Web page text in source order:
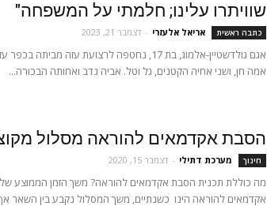
שוויתרו עלינו; חלמתי על המשפחה"
כתבה ראשית אריאל אלעזרי - דצמבר 21, 2023
אמה חן, ושני אחיה הקטנים, גל וטל. אביה נדב ואחותה הבכורה...
הסבת אקדמאים להוראה מסלול
חינוך מערכת דתילי - דצמבר 15, 2020
מה כוללת תכנית הסבת אקדמאים להוראה? משך הזמן הממוצע של
אקדמאים להוראה הינו כשנתיים, משך המסלול נקבע בין השאר